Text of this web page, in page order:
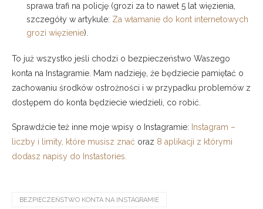
sprawa trafi na policję (grozi za to nawet 5 lat więzienia,
szczegóły w artykule: Za włamanie do kont internetowych
grozi więzienie).
To już wszystko jeśli chodzi o bezpieczeństwo Waszego
konta na Instagramie. Mam nadzieję, że będziecie pamiętać o
zachowaniu środków ostrożności i w przypadku problemów z
dostępem do konta będziecie wiedzieli, co robić.
Sprawdźcie też inne moje wpisy o Instagramie: Instagram –
liczby i limity, które musisz znać oraz 8 aplikacji z którymi
dodasz napisy do Instastories.
BEZPIECZEŃSTWO KONTA NA INSTAGRAMIE